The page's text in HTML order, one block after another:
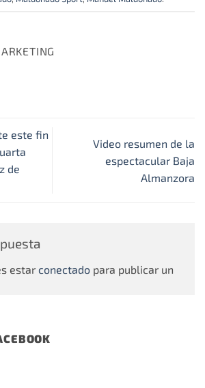
este fin
de
Video resumen de la
espectacular Baja
Almanzora
estar conectado para publicar un